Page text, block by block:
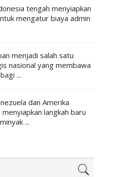
tengah menyiapkan
mengatur biaya admin
menjadi salah satu
nasional yang membawa
...
dan Amerika
langkah baru
...